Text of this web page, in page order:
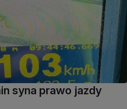
syna prawo jazdy